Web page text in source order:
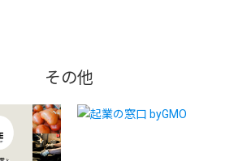
その他